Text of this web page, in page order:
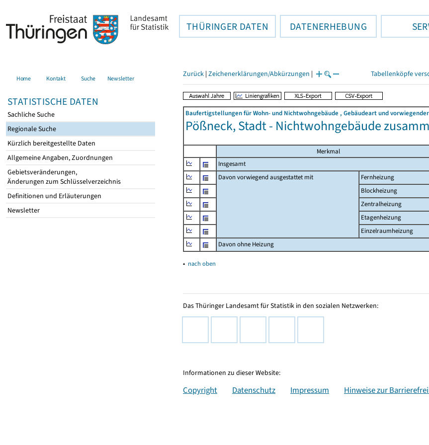
THÜRINGER DATEN DATENERHEBUNG
Home Kontakt Suche Newsletter
STATISTISCHE DATEN
Sachliche Suche
Regionale Suche
Kürzlich bereitgestellte Daten
Allgemeine Angaben, Zuordnungen
Gebietsveränderungen,
Änderungen zum Schlüsselverzeichnis
Definitionen und Erläuterungen
Newsletter
Zurück | Zeichenerklärungen/Abkürzungen | Tabellenköpfe
Baufertigstellungen für Wohn- und Nichtwohngebäude , Gebäudeart und
Pößneck, Stadt - Nichtwohngebäude
Merkmal
Insgesamt
Davon vorwiegend ausgestattet mit
Fernheizung
Blockheizung
Zentralheizung
Etagenheizung
Einzelraumheizung
Davon ohne Heizung
▴ nach oben
Das Thüringer Landesamt für Statistik in den sozialen Netzwerken:
Informationen zu dieser Website:
Copyright Datenschutz Impressum Hinweise zur